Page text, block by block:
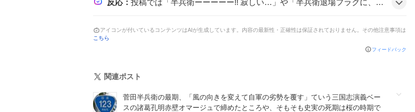
反応 ： 投稿では「半兵衛ーーーーー!! 寂しい…」や「半兵衛退場フラグに、SNSがざわついたワケ」といった声が目立ち、「あぁぁ 本日最期の半兵衛どの…しかと見届けまする」と感情的に視聴を呼びかけるコメントが多数見られ、全体的に寂しさと期待が交錯する雰囲気だ。
アイコンが付いているコンテンツはAIが生成しています。内容の最新性・正確性は保証されておりません。その他注意事項は
こちら
フィードバック
関連ポスト
菅田半兵衛の最期、「風の向きを変えて自軍の劣勢を覆す」ていう三国志演義ベー
スの諸葛孔明赤壁オマージュで締めたところや、そもそも史実の死期は桜の時期で